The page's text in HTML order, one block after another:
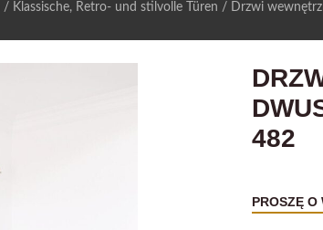
/ Klassische, Retro- und stilvolle Türen / Drzwi
482
PROSZĘ O